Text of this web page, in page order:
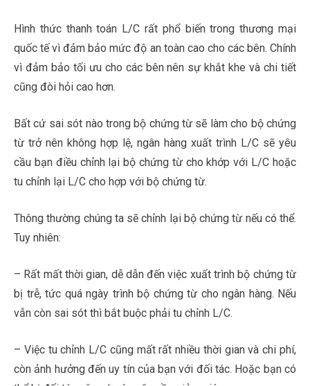
Hình thức thanh toán L/C rất phổ biến trong thương mại
quốc tế vì đảm bảo mức độ an toàn cao cho các bên. Chính
vì đảm bảo tối ưu cho các bên nên sự khắt khe và chi tiết
cũng đòi hỏi cao hơn.
Bất cứ sai sót nào trong bộ chứng từ sẽ làm cho bộ chứng
từ trở nên không hợp lệ, ngân hàng xuất trình L/C sẽ yêu
cầu bạn điều chỉnh lại bộ chứng từ cho khớp với L/C hoặc
tu chỉnh lại L/C cho hợp với bộ chứng từ.
Thông thường chúng ta sẽ chỉnh lại bộ chứng từ nếu có thể.
Tuy nhiên:
– Rất mất thời gian, dễ dẫn đến việc xuất trình bộ chứng từ
bị trễ, tức quá ngày trình bộ chứng từ cho ngân hàng. Nếu
vẫn còn sai sót thì bắt buộc phải tu chỉnh L/C.
– Việc tu chỉnh L/C cũng mất rất nhiều thời gian và chi phí,
còn ảnh hưởng đến uy tín của bạn với đối tác. Hoặc bạn có